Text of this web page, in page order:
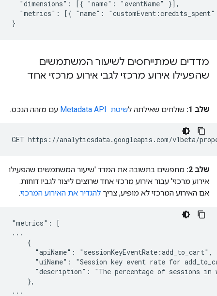
  "dimensions": [{ "name": "eventName" }],
"metrics": [{ "name": "customEvent:credits_spent"
מדדים שמתייחסים לשיעור המשתמשים
שהפעילו אירוע מרכזי לגבי אירוע מרכזי אחד
שלב 1: שולחים שאילתה לשיטת Metadata API ‎ עם מזהה הנכס.
שלב 2:
מחפשים בתשובה את המדד 'שיעור המשתמשים שהפעילו
אירוע מרכזי' עבור אירוע מרכזי אחד שרוצים ליצור לגביו דוחות.
אם האירוע המרכזי לא מופיע, צריך להגדיר את האירוע המרכזי.
"metrics": [
...
    {
      "apiName": "sessionKeyEventRate:add_to_cart",
"uiName": "Session key event rate for
"description": "The percentage of sessions in
    },
...